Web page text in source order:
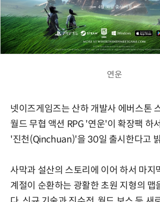
연운
넷이즈게임즈는 산하 개발사 에버스톤
월드 무협 액션 RPG '연운'이 확장팩 하
'진천(Qinchuan)'을 30일 출시한다고
사막과 설산의 스토리에 이어 하서 마지
계절이 순환하는 광활한 초원 지형의 맵